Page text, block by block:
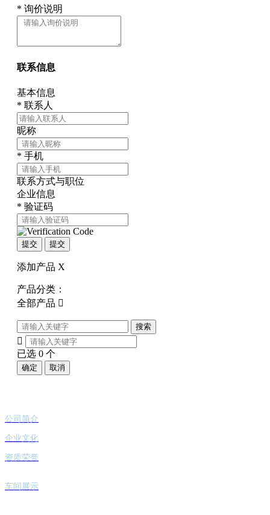
* 询价说明
联系信息
基本信息
* 联系人
昵称
* 手机
联系方式与职位
企业信息
* 验证码
提交 提交
添加产品 X
产品分类：
全部产品 
搜索

已选 0 个
确定 取消
公司简介
企业文化
资质荣誉
车间展示